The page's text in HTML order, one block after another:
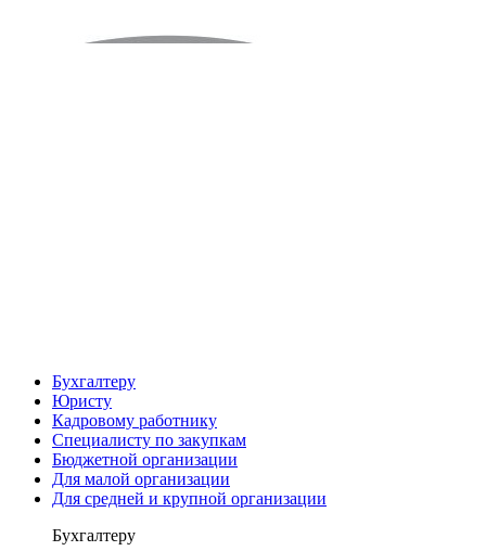
Бухгалтеру
Юристу
Кадровому работнику
Специалисту по закупкам
Бюджетной организации
Для малой организации
Для средней и крупной организации
Бухгалтеру